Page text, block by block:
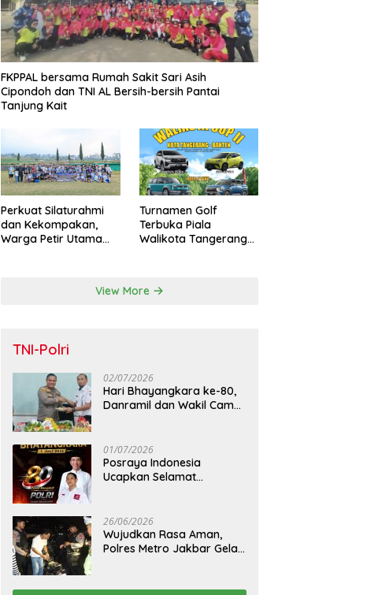
FKPPAL bersama Rumah Sakit Sari Asih
Cipondoh dan TNI AL Bersih-bersih Pantai
Tanjung Kait
Perkuat Silaturahmi
dan Kekompakan,
Warga Petir Utama
Turnamen Golf
Terbuka Piala
Walikota Tangerang
View More
TNI-Polri
02/07/2026
Hari Bhayangkara ke-80,
Danramil dan Wakil Camat
01/07/2026
Posraya Indonesia
Ucapkan Selamat
Polri Menjaga Kamtibmas
26/06/2026
Wujudkan Rasa Aman,
Polres Metro Jakbar Gelar